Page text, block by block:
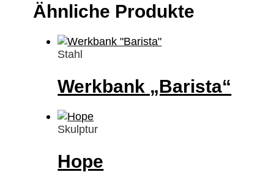
Ähnliche Produkte
Stahl
Werkbank „Barista“
Skulptur
Hope